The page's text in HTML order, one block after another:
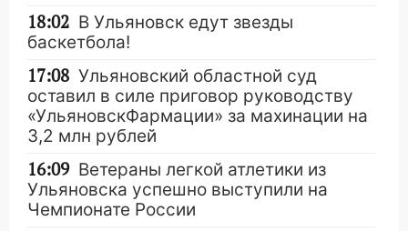
18:02 В Ульяновск едут звезды
баскетбола!
17:08 Ульяновский областной суд
оставил в силе приговор руководству
«УльяновскФармации» за махинации на
3,2 млн рублей
16:09 Ветераны легкой атлетики из
Ульяновска успешно выступили на
Чемпионате России